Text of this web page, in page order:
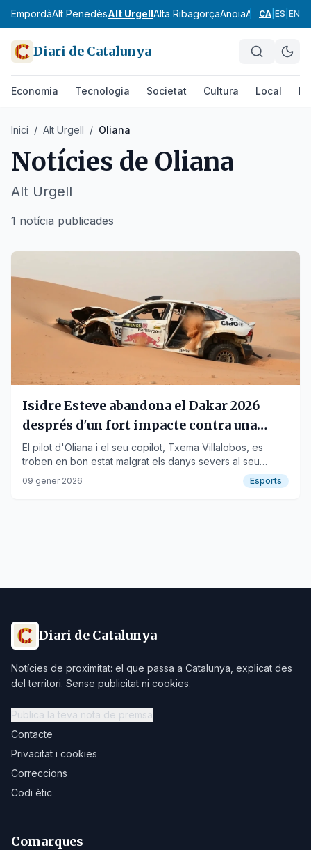
EmpordàAlt PenedèsAlt UrgellAlta RibagorçaAnoiaAranBages
CA ES EN
Diari de Catalunya
Economia Tecnologia Societat Cultura Local
Inici / Alt Urgell / Oliana
Notícies de Oliana
Alt Urgell
1 notícia publicades
Isidre Esteve abandona el Dakar 2026
després d'un fort impacte contra una
duna
El pilot d'Oliana i el seu copilot, Txema Villalobos, es
troben en bon estat malgrat els danys severs al seu
Toyota Hilux adaptat.
09 gener 2026 Esports
Diari de Catalunya
Notícies de proximitat: el que passa a Catalunya, explicat des
del territori. Sense publicitat ni cookies.
Publica la teva nota de premsa
Contacte
Privacitat i cookies
Correccions
Codi ètic
Comarques